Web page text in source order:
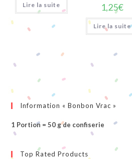
Lire la suite 1,25€
Lire la suite
Information « Bonbon Vrac »
1 Portion = 50 g de confiserie
Top Rated Products